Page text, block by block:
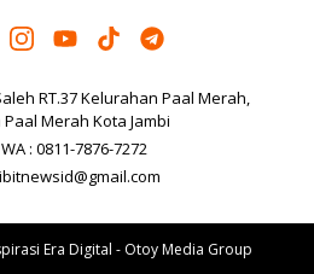
RT.37 Kelurahan Paal Merah,
Merah Kota Jambi
: 0811-7876-7272
Era Digital - Otoy Media Group